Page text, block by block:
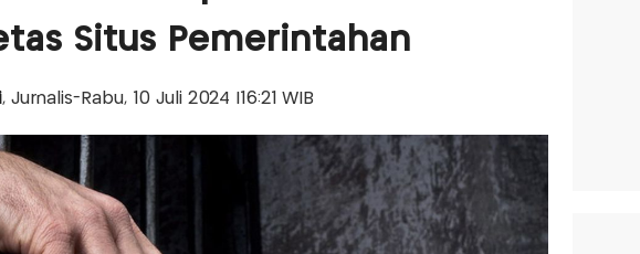
Situs Pemerintahan
, Jurnalis-Rabu, 10 Juli 2024 |16:21 WIB